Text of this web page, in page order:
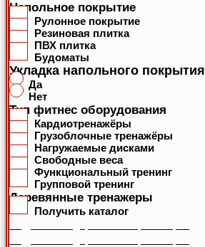
Напольное покрытие
Рулонное покрытие
Резиновая плитка
ПВХ плитка
Будоматы
Укладка напольного покрытия
Да
Нет
Тип фитнес оборудования
Кардиотренажёры
Грузоблочные тренажёры
Нагружаемые дисками
Свободные веса
Функциональный тренинг
Групповой тренинг
Деревянные тренажеры
Получить каталог